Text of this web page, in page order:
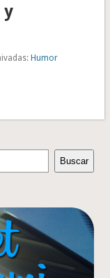
y
Humor
Buscar